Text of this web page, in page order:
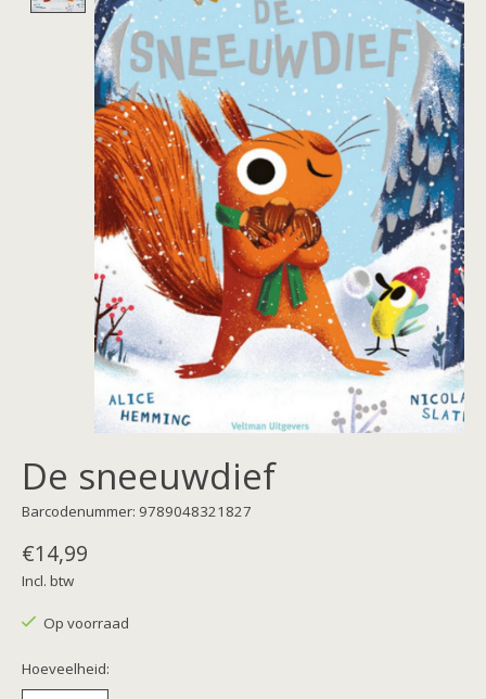
De sneeuwdief
Barcodenummer: 9789048321827
€14,99
Incl. btw
Op voorraad
Hoeveelheid: